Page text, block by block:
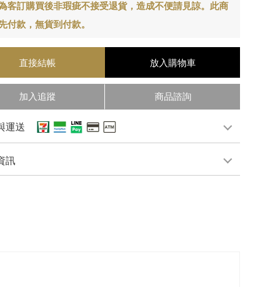
客訂購買後非瑕疵不接受退貨，造成不便請見諒。此商
付款，無貨到付款。
直接結帳 放入購物車
加入追蹤 商品諮詢
運送
訊